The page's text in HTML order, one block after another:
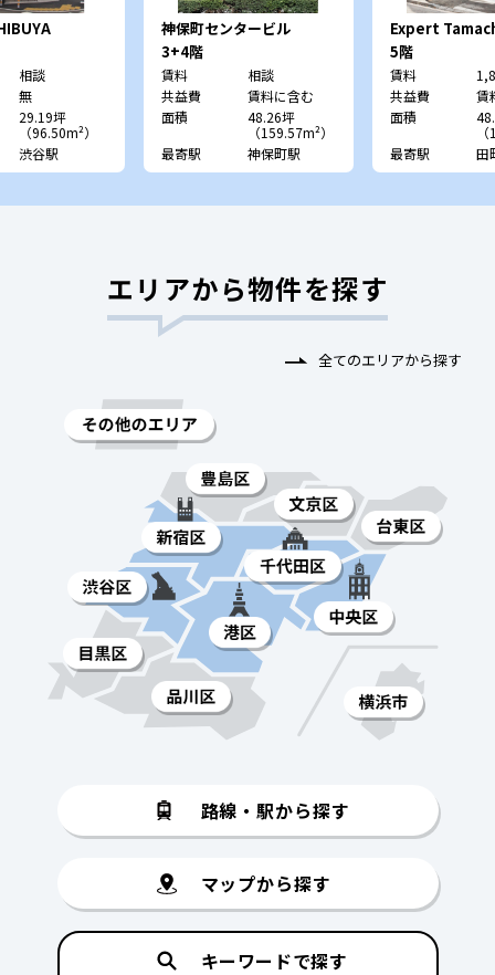
相談
無
29.19坪
（96.50m²）
渋谷駅
神保町センタービル
3+4階
賃料
相談
共益費
賃料に含む
面積
48.26坪
（159.57m²）
最寄駅
神保町駅
Expert
5階
賃料
共益費
賃
面積
最寄駅
田
エリアから物件を探す
全てのエリアから探す
路線・駅から探す
マップから探す
キーワードで探す